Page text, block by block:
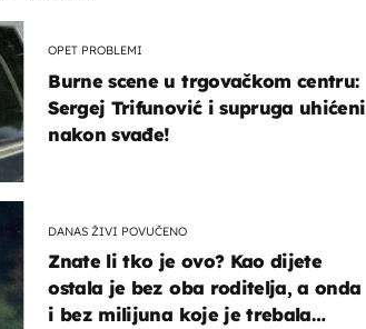
OPET PROBLEMI
Burne scene u trgovačkom centru:
Sergej Trifunović i supruga uhićeni
nakon svađe!
DANAS ŽIVI POVUČENO
Znate li tko je ovo? Kao dijete
ostala je bez oba roditelja, a onda
i bez milijuna koje je trebala